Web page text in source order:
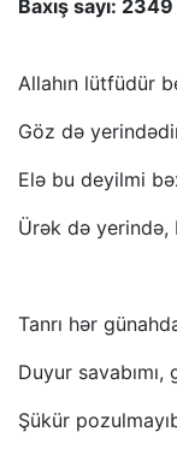
Baxış sayı: 2349
Allahın lütfüdür
Göz də
Elə bu deyilmi
Ürək də yerində,
Tanrı hər
Duyur savabımı,
Şükür